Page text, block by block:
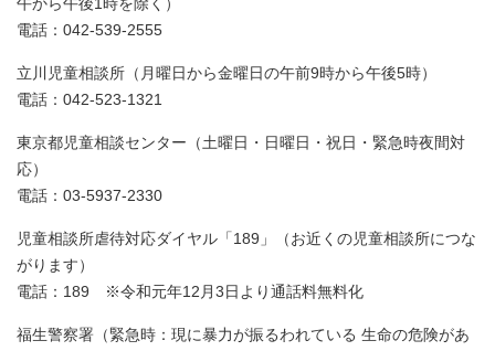
午から午後1時を除く）
電話：042-539-2555
立川児童相談所（月曜日から金曜日の午前9時から午後5時）
電話：042-523-1321
東京都児童相談センター（土曜日・日曜日・祝日・緊急時夜間対
応）
電話：03-5937-2330
児童相談所虐待対応ダイヤル「189」（お近くの児童相談所につな
がります）
電話：189 ※令和元年12月3日より通話料無料化
福生警察署（緊急時：現に暴力が振るわれている 生命の危険があ